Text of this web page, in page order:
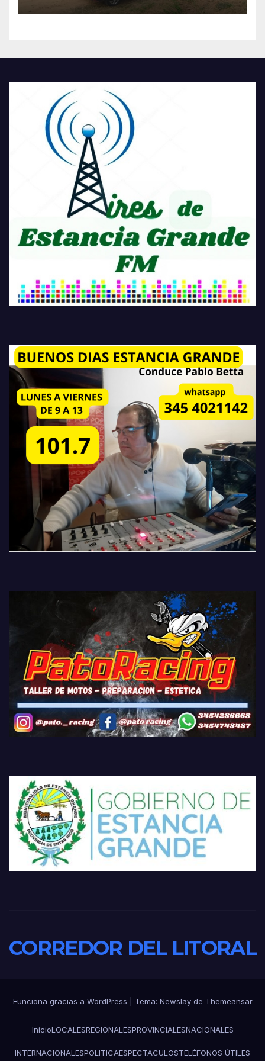
HISTÓRICA PARA LA
CORREDOR DEL LITORAL
Funciona gracias a WordPress Tema: Newslayde Themeansar
InicioLOCALESREGIONALESPROVINCIALESNACIONALES
INTERNACIONALESPOLITICAESPECTACULOSTELÉFONOS ÚTILES